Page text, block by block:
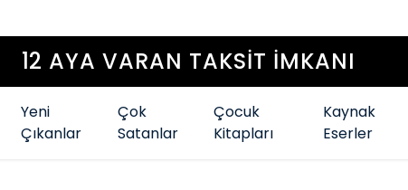
12 AYA VARAN TAKSİT İMKANI
Yeni
Çıkanlar
Çok
Satanlar
Çocuk
Kitapları
Kaynak
Eserler